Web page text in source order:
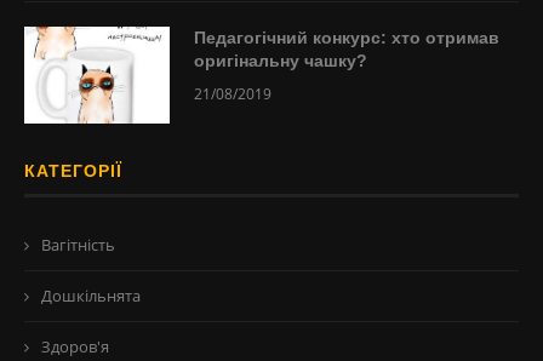
Педагогічний конкурс: хто отримав
оригінальну чашку?
21/08/2019
КАТЕГОРІЇ
Вагітність
Дошкільнята
Здоров'я